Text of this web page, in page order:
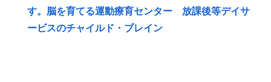
す。脳を育てる運動療育センター 放課後等デイサ
ービスのチャイルド・ブレイン